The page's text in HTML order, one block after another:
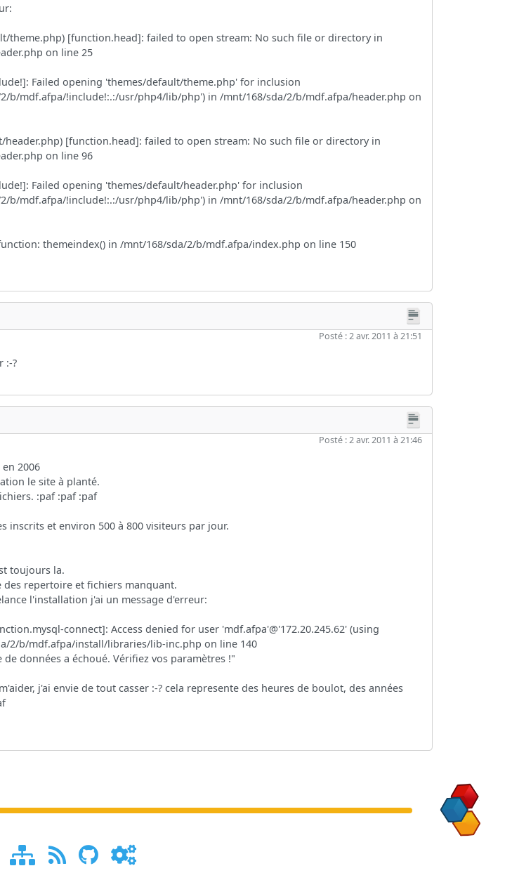
theme.php) [function.head]: failed to open stream: No such file or directory in
on line 25
Failed opening 'themes/default/theme.php' for inclusion
b/mdf.afpa/!include!:.:/usr/php4/lib/php') in /mnt/168/sda/2/b/mdf.afpa/header.php on
header.php) [function.head]: failed to open stream: No such file or directory in
on line 96
Failed opening 'themes/default/header.php' for inclusion
b/mdf.afpa/!include!:.:/usr/php4/lib/php') in /mnt/168/sda/2/b/mdf.afpa/header.php on
themeindex() in /mnt/168/sda/2/b/mdf.afpa/index.php on line 150
Posté : 2 avr. 2011 à 21:51
:-?
Posté : 2 avr. 2011 à 21:46
en 2006
le site à planté.
:paf :paf :paf
inscrits et environ 500 à 800 visiteurs par jour.
toujours la.
des repertoire et fichiers manquant.
l'installation j'ai un message d'erreur:
connect]: Access denied for user 'mdf.afpa'@'172.20.245.62' (using
2/b/mdf.afpa/install/libraries/lib-inc.php on line 140
données a échoué. Vérifiez vos paramètres !"
j'ai envie de tout casser :-? cela represente des heures de boulot, des années